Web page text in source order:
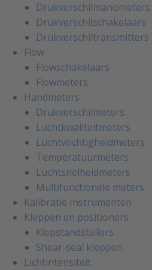
Drukverschilmanometers
Drukverschilschakelaars
Drukverschiltransmitters
Flow
Flowschakelaars
Flowmeters
Handmeters
Drukverschilmeters
Luchtkwaliteitmeters
Luchtvochtigheidmeters
Temperatuurmeters
Luchtsnelheidmeters
Multifunctionele meters
Kalibratie Instrumenten
Kleppen en positioners
Klepstandstellers
Shear-seal kleppen
Lichtintensiteit